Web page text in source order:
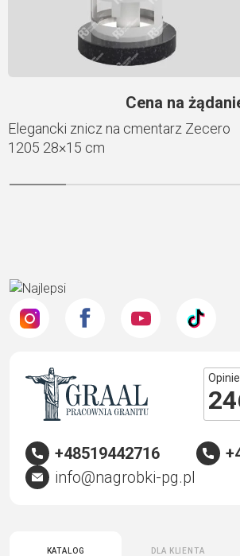
Cena na
Elegancki znicz na cmentarz Zecero
1205 28×15 cm
Katalog Dla klienta
+48519442716
info@nagrobki-pg.pl